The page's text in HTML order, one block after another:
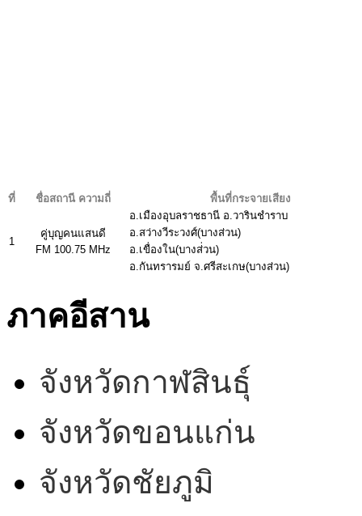
ที่ ชื่อสถานี ความถี่ พื้นที่กระจายเสียง
1
คู่บุญคนแสนดี
FM 100.75 MHz
อ.เมืองอุบลราชธานี อ.วารินชำราบ
อ.สว่างวีระวงศ์(บางส่วน)
อ.เขื่องใน(บางส่่วน)
อ.กันทรารมย์ จ.ศรีสะเกษ(บางส่วน)
ภาคอีสาน
จังหวัดกาฬสินธุ์
จังหวัดขอนแก่น
จังหวัดชัยภูมิ